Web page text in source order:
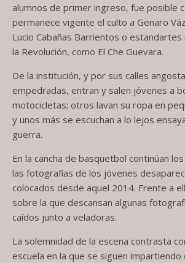
alumnos de primer ingreso, fue posible
permanece vigente el culto a Genaro
Lucio Cabañas Barrientos o
la Revolución, como El Che Guevara.
De la institución, y por sus calles
empedradas, entran y salen jóvenes a
motocicletas; otros lavan su ropa en
y unos más se escuchan a lo lejos
guerra.
En la cancha de basquetbol continúan
las fotografías de los jóvenes
colocados desde aquel 2014. Frente a
sobre la que descansan algunas
caídos junto a veladoras.
La solemnidad de la escena contrasta
escuela en la que se siguen impartiendo